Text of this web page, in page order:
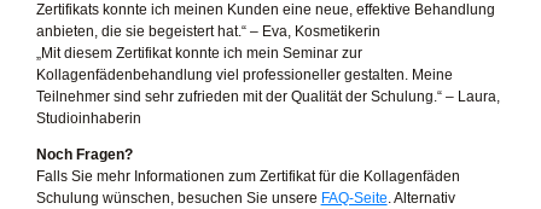
Zertifikats konnte ich meinen Kunden eine neue, effektive Behandlung
anbieten, die sie begeistert hat.“ – Eva, Kosmetikerin
„Mit diesem Zertifikat konnte ich mein Seminar zur
Kollagenfädenbehandlung viel professioneller gestalten. Meine
Teilnehmer sind sehr zufrieden mit der Qualität der Schulung.“ – Laura,
Studioinhaberin
Noch Fragen?
Falls Sie mehr Informationen zum Zertifikat für die Kollagenfäden
Schulung wünschen, besuchen Sie unsere FAQ-Seite. Alternativ